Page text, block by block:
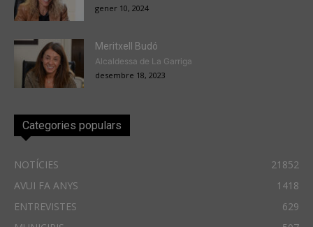
gener 10, 2024
Meritxell Budó
Alcaldessa de La Garriga
desembre 18, 2023
Categories populars
NOTÍCIES
21852
AVUI FA ANYS
1418
ENTREVISTES
629